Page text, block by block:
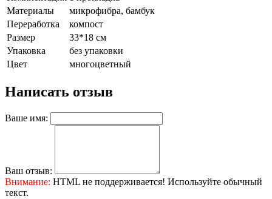
Материалы
микрофибра, бамбук
Переработка
компост
Размер
33*18 см
Упаковка
без упаковки
Цвет
многоцветный
Написать отзыв
Ваше имя:
Ваш отзыв:
Внимание: HTML не поддерживается! Используйте обычный
текст.